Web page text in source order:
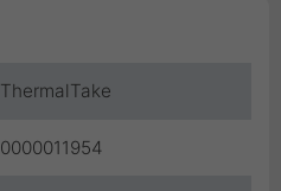
ThermalTake
0000011954